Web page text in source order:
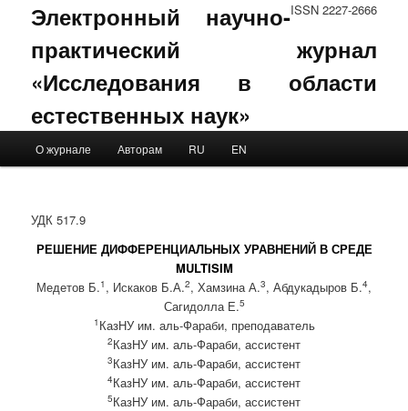
ISSN 2227-2666
Электронный научно-
практический журнал
«Исследования в области
естественных наук»
Skip to primary content
Skip to secondary content
О журнале Авторам RU EN
УДК 517.9
РЕШЕНИЕ ДИФФЕРЕНЦИАЛЬНЫХ УРАВНЕНИЙ В СРЕДЕ
MULTISIM
Медетов Б.1 , Искаков Б.А.2, Хамзина А.3, Абдукадыров Б.4,
Сагидолла Е.5
1 КазНУ им. аль-Фараби, преподаватель
2КазНУ им. аль-Фараби, ассистент
3КазНУ им. аль-Фараби, ассистент
4КазНУ им. аль-Фараби, ассистент
5КазНУ им. аль-Фараби, ассистент